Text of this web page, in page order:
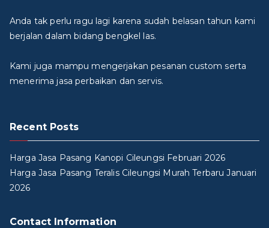
Anda tak perlu ragu lagi karena sudah belasan tahun kami
berjalan dalam bidang bengkel las.
Kami juga mampu mengerjakan pesanan custom serta
menerima jasa perbaikan dan servis.
Recent Posts
Harga Jasa Pasang Kanopi Cileungsi Februari 2026
Harga Jasa Pasang Teralis Cileungsi Murah Terbaru Januari
2026
Contact Information